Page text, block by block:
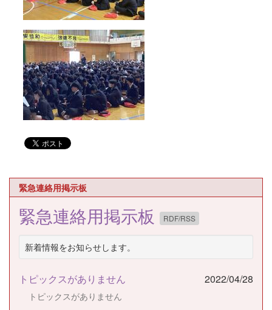
緊急連絡用掲示板
緊急連絡用掲示板 RDF/RSS
新着情報をお知らせします。
トピックスがありません 2022/04/28
トピックスがありません